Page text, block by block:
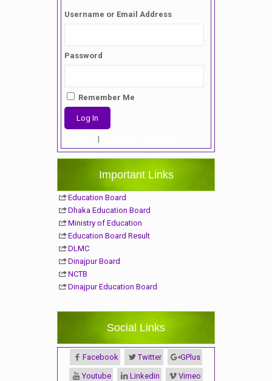
Username or Email Address
Password
Remember Me
|
Important Links
Education Board
Dhaka Education Board
Ministry of Education
Education Board Result
DLMC
Dinajpur Board
NCTB
Dinajpur Education Board
Social Links
Facebook Twitter GPlus
Youtube Linkedin Vimeo